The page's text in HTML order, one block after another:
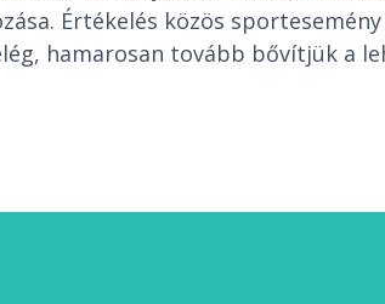
Értékelés közös
hamarosan tovább bővítjük a